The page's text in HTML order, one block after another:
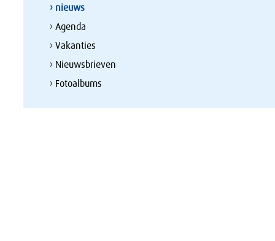
› nieuws
› Agenda
› Vakanties
› Nieuwsbrieven
› Fotoalbums